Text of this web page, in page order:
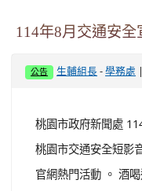
114年8月交通安全
公告 生輔組長 -學務處
桃園市政府新聞處
桃園市交通安全短影
官網熱門活動 。 酒